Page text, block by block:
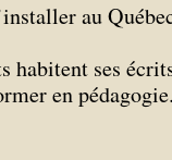
au
habitent ses
en